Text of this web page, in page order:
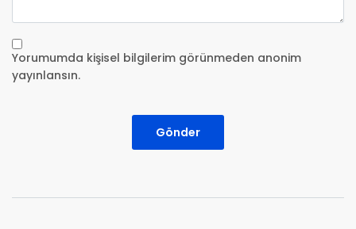
Yorumumda kişisel bilgilerim görünmeden anonim
yayınlansın.
Gönder